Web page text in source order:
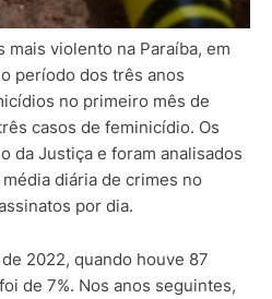
violento na Paraíba, em
período dos três anos
no primeiro mês de
casos de feminicídio. Os
da Justiça e foram analisados
diária de crimes no
por dia.
2022, quando houve 87
de 7%. Nos anos seguintes,